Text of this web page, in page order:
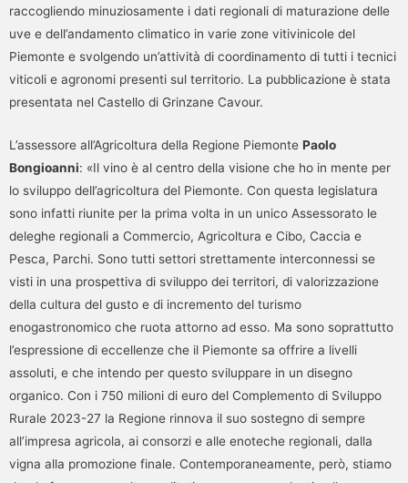
raccogliendo minuziosamente i dati regionali di maturazione delle
uve e dell’andamento climatico in varie zone vitivinicole del
Piemonte e svolgendo un’attività di coordinamento di tutti i tecnici
viticoli e agronomi presenti sul territorio. La pubblicazione è stata
presentata nel Castello di Grinzane Cavour.
L’assessore all’Agricoltura della Regione Piemonte Paolo
Bongioanni: «Il vino è al centro della visione che ho in mente per
lo sviluppo dell’agricoltura del Piemonte. Con questa legislatura
sono infatti riunite per la prima volta in un unico Assessorato le
deleghe regionali a Commercio, Agricoltura e Cibo, Caccia e
Pesca, Parchi. Sono tutti settori strettamente interconnessi se
visti in una prospettiva di sviluppo dei territori, di valorizzazione
della cultura del gusto e di incremento del turismo
enogastronomico che ruota attorno ad esso. Ma sono soprattutto
l’espressione di eccellenze che il Piemonte sa offrire a livelli
assoluti, e che intendo per questo sviluppare in un disegno
organico. Con i 750 milioni di euro del Complemento di Sviluppo
Rurale 2023-27 la Regione rinnova il suo sostegno di sempre
all’impresa agricola, ai consorzi e alle enoteche regionali, dalla
vigna alla promozione finale. Contemporaneamente, però, stiamo